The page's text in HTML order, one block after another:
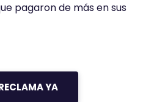
pagaron de más en sus
YA